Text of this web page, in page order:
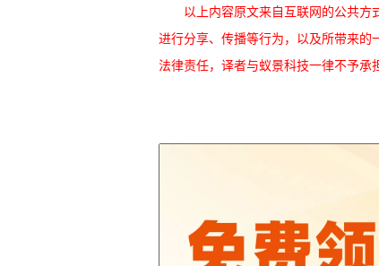
以上内容原文来自互联网的公共
进行分享、传播等行为，以及所带来的
法律责任，译者与蚁景科技一律不予承